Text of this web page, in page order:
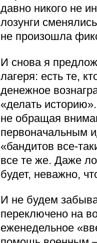
давно никого не
лозунги
не произошла
И снова я
лагеря: есть те,
денежное
«делать
не обращая
первоначальным
«бандитов все-
все те же. Даже
будет, неважно,
И не будем
переключено на
еженедельное